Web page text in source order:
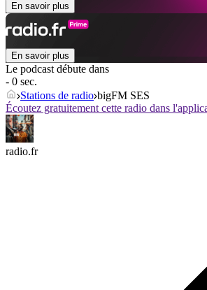
En savoir plus
En savoir plus
Le podcast débute dans
- 0 sec.
Stations de radio bigFM SES
Écoutez gratuitement cette radio dans
radio.fr